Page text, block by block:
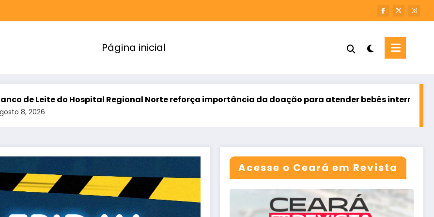
Página inicial
Regional Norte reforça importância da doação para atender bebês internados Ceará encerra
Acesse o Ceará em Revista